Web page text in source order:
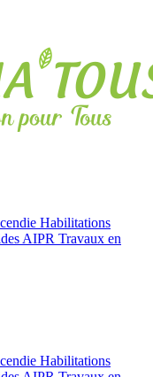
Habilitations
AIPR Travaux en
Habilitations